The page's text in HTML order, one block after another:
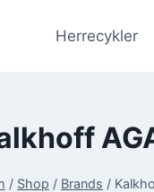
Herrecykler
/ Shop / Brands /